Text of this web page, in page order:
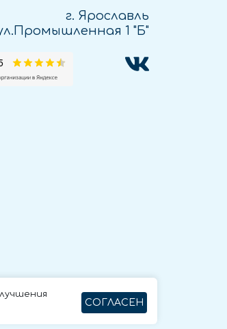
СОГЛАСЕН
г. Ярославль
1 "Б"